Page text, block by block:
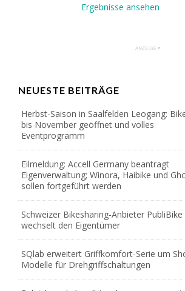
Ergebnisse ansehen
NEUESTE BEITRÄGE
Herbst-Saison in Saalfelden Leogang:
bis November geöffnet und volles
Eventprogramm
Eilmeldung: Accell Germany beantragt
Eigenverwaltung; Winora, Haibike und
sollen fortgeführt werden
Schweizer Bikesharing-Anbieter PubliBike
wechselt den Eigentümer
SQlab erweitert Griffkomfort-Serie um
Modelle für Drehgriffschaltungen